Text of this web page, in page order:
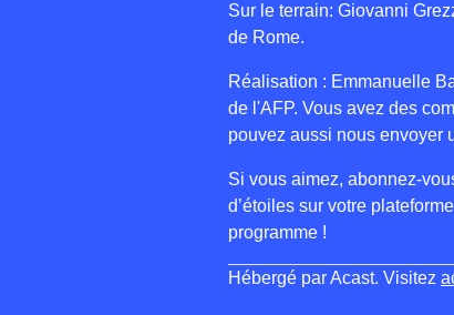
Sur le terrain: Giovanni
de Rome.
Réalisation : Emmanuelle
de l'AFP. Vous avez des
pouvez aussi nous envoyer
Si vous aimez, abonnez-
d’étoiles sur votre
programme !
Hébergé par Acast. Visitez